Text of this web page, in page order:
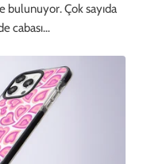
bulunuyor. Çok sayıda
cabası…